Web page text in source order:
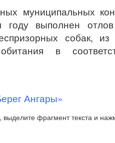
муниципальных
году выполнен
собак,
в
Ангары»
фрагмент текста и